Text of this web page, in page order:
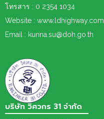
โทรสาร : 0 2354 1034
Website : www.ldhighway.com
Email : kunna.su@doh.go.th
บริษัท วิศวกร 31 จำกัด